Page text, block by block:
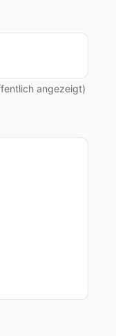
angezeigt)